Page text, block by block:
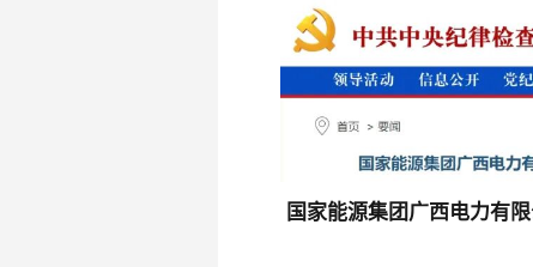
国家能源集团广西电力有